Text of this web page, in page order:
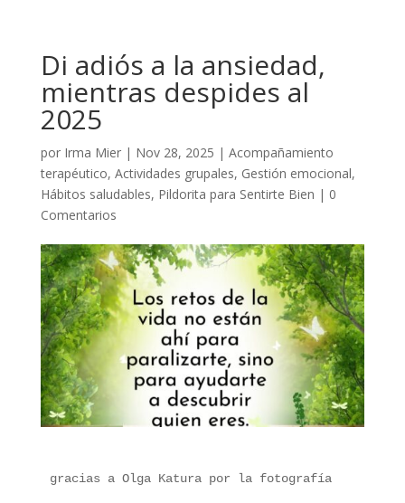
Di adiós a la ansiedad,
mientras despides al
2025
por Irma Mier| Nov 28, 2025 | Acompañamiento
terapéutico, Actividades grupales, Gestión emocional,
Hábitos saludables, Pildorita para Sentirte Bien | 0
Comentarios
gracias a Olga Katura por la fotografía